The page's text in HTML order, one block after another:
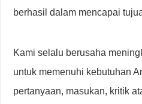
berhasil dalam mencapai
Kami selalu berusaha
untuk memenuhi kebutuhan
pertanyaan, masukan, kritik